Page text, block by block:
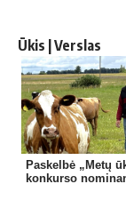
Ūkis | Verslas
Paskelbė „Metų
konkurso